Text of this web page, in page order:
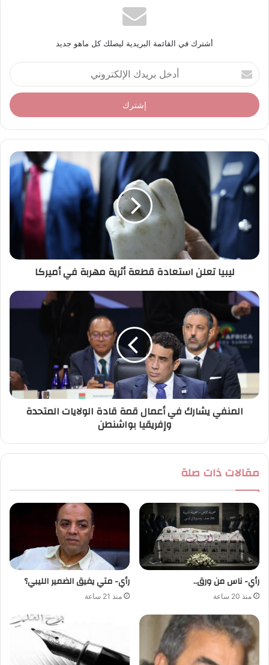
أشترك في القائمة البريدية ليصلك كل ماهو جديد
أ
د
خ
ل
ر
د
ك
ر
ي
ليبيا تعلن استعادة قطعة أثرية مهربة في أميركا
المنفي يشارك في أعمال قمة قادة الولايات المتحدة
وإفريقيا بواشنطن
مقالات ذات صلة
رأي- ناس من ورق..
منذ 20 ساعة
رأي- متي يفيق الضمير الليبي؟
منذ 21 ساعة